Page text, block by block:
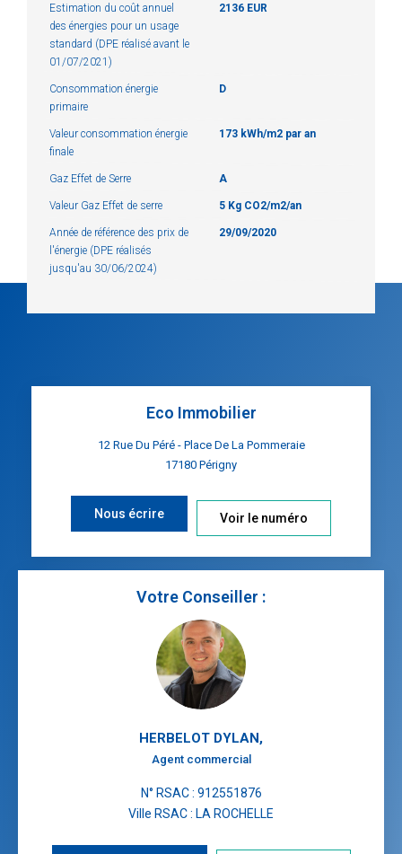
Estimation du coût annuel
des énergies pour un usage
standard (DPE réalisé avant le
01/07/2021)
2136 EUR
Consommation énergie
primaire
D
Valeur consommation énergie
finale
173 kWh/m2 par an
Gaz Effet de Serre A
Valeur Gaz Effet de serre 5 Kg CO2/m2/an
Année de référence des prix de
l'énergie (DPE réalisés
jusqu'au 30/06/2024)
29/09/2020
Eco Immobilier
12 Rue Du Péré - Place De La Pommeraie
17180 Périgny
Nous écrire Voir le numéro
Votre Conseiller :
HERBELOT DYLAN,
Agent commercial
N° RSAC : 912551876
Ville RSAC : LA ROCHELLE